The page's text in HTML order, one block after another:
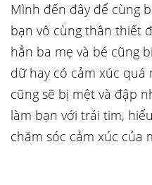
Mình đến đây để cùng
bạn vô cùng thân thiết
hẳn ba mẹ và bé cũng
dữ hay có cảm xúc
cũng sẽ bị mệt và đập
làm bạn với trái tim,
chăm sóc cảm xúc của